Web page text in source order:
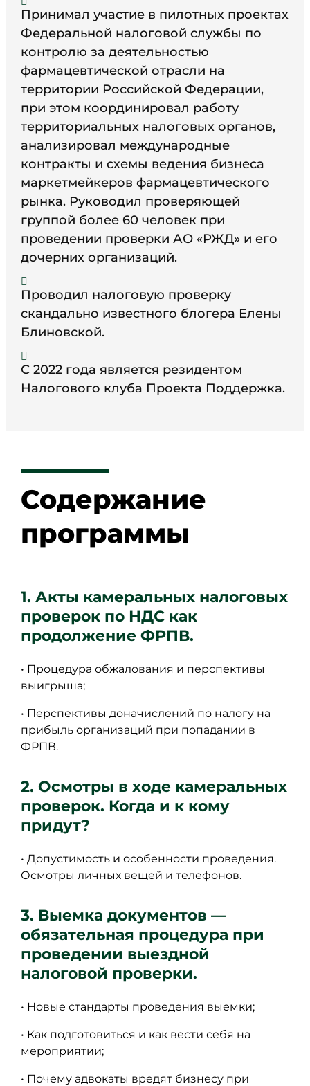
Принимал участие в пилотных проектах
Федеральной налоговой службы по
контролю за деятельностью
фармацевтической отрасли на
территории Российской Федерации,
при этом координировал работу
территориальных налоговых органов,
анализировал международные
контракты и схемы ведения бизнеса
маркетмейкеров фармацевтического
рынка. Руководил проверяющей
группой более 60 человек при
проведении проверки АО «РЖД» и его
дочерних организаций.

Проводил налоговую проверку
скандально известного блогера Елены
Блиновской.

С 2022 года является резидентом
Налогового клуба Проекта Поддержка.
Содержание
программы
1. Акты камеральных налоговых
проверок по НДС как
продолжение ФРПВ.
• Процедура обжалования и перспективы
выигрыша;
• Перспективы доначислений по налогу на
прибыль организаций при попадании в
ФРПВ.
2. Осмотры в ходе камеральных
проверок. Когда и к кому
придут?
• Допустимость и особенности проведения.
Осмотры личных вещей и телефонов.
3. Выемка документов —
обязательная процедура при
проведении выездной
налоговой проверки.
• Новые стандарты проведения выемки;
• Как подготовиться и как вести себя на
мероприятии;
• Почему адвокаты вредят бизнесу при